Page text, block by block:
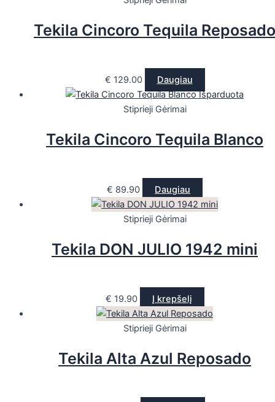
Tekila Cincoro Tequila Reposado
€ 129.00
Daugiau
Išparduota
Stiprieji Gėrimai
Tekila Cincoro Tequila Blanco
€ 89.90 Daugiau
Stiprieji Gėrimai
Tekila DON JULIO 1942 mini
€ 19.90 Į krepšelį
Stiprieji Gėrimai
Tekila Alta Azul Reposado